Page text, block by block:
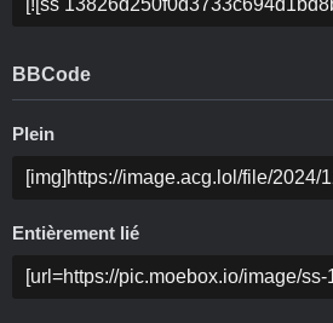
BBCode
Plein
Entièrement lié